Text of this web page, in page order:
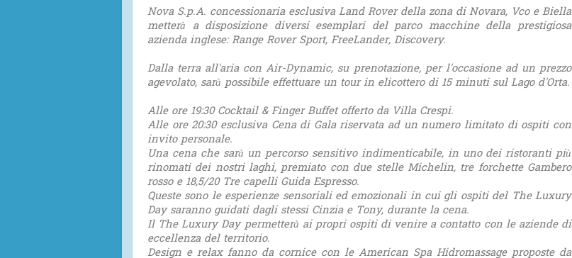
Nova S.p.A. concessionaria esclusiva Land Rover della zona di Novara, Vco e Biella
metterà a disposizione diversi esemplari del parco macchine della prestigiosa
azienda inglese: Range Rover Sport, FreeLander, Discovery.
Dalla terra all'aria con Air-Dynamic, su prenotazione, per l'occasione ad un prezzo
agevolato, sarà possibile effettuare un tour in elicottero di 15 minuti sul Lago d'Orta.
Alle ore 19:30 Cocktail & Finger Buffet offerto da Villa Crespi.
Alle ore 20:30 esclusiva Cena di Gala riservata ad un numero limitato di ospiti con
invito personale.
Una cena che sarà un percorso sensitivo indimenticabile, in uno dei ristoranti più
rinomati dei nostri laghi, premiato con due stelle Michelin, tre forchette Gambero
rosso e 18,5/20 Tre capelli Guida Espresso.
Queste sono le esperienze sensoriali ed emozionali in cui gli ospiti del The Luxury
Day saranno guidati dagli stessi Cinzia e Tony, durante la cena.
Il The Luxury Day permetterà ai propri ospiti di venire a contatto con le aziende di
eccellenza del territorio.
Design e relax fanno da cornice con le American Spa Hidromassage proposte da